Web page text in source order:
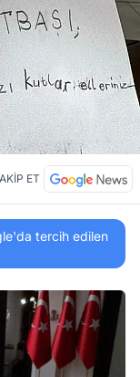
ET
tercih edilen